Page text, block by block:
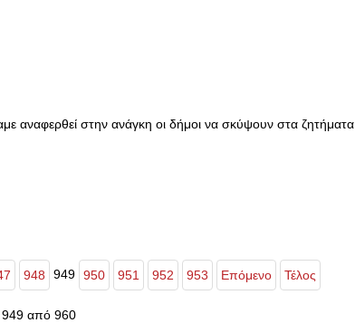
αναφερθεί στην ανάγκη οι δήμοι να σκύψουν στα ζητήματα
948 949 950 951 952 953 Επόμενο Τέλος
949 από 960